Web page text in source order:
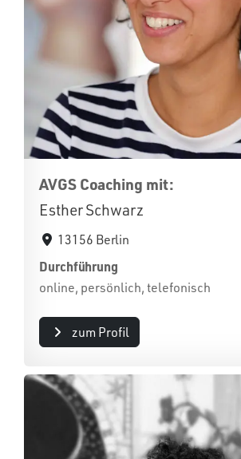
AVGS Coaching mit:
Esther Schwarz
13156 Berlin
Durchführung
online, persönlich, telefonisch
zum Profil